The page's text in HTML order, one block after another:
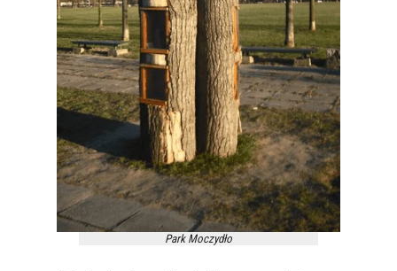
Park Moczydło